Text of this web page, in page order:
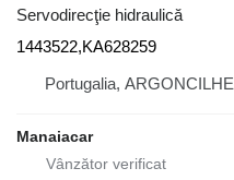
Servodirecţie hidraulică
1443522,KA628259
Portugalia, ARGONCILHE
Manaiacar